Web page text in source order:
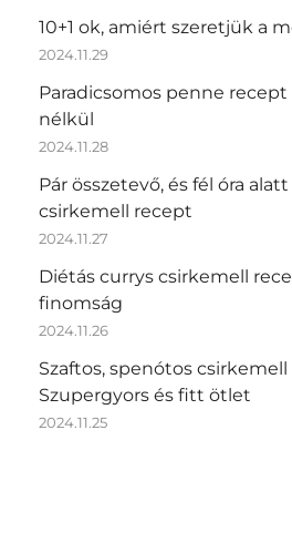
10+1 ok, amiért szeretjük a
2024.11.29
Paradicsomos penne
nélkül
2024.11.28
Pár összetevő, és fél óra
csirkemell recept
2024.11.27
Diétás currys csirkemell
finomság
2024.11.26
Szaftos, spenótos
Szupergyors és fitt ötlet
2024.11.25